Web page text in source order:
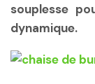
souplesse
dynamique.